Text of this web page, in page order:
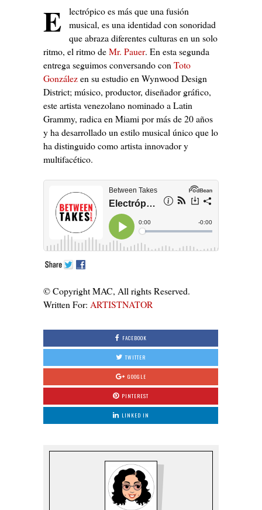
E
lectrópico es más que una fusión
musical, es una identidad con sonoridad
que abraza diferentes culturas en un solo
ritmo, el ritmo deMr. Pauer. En esta segunda
entrega seguimos conversando conToto
Gonzálezen su estudio en Wynwood Design
District; músico, productor, diseñador gráfico,
este artista venezolano nominado a Latin
Grammy, radica en Miami por más de 20 años
y ha desarrollado un estilo musical único que lo
ha distinguido como artista innovador y
multifacético.
© Copyright MAC, All rights Reserved.
Written For: ARTISTNATOR
FACEBOOK
TWITTER
GOOGLE
PINTEREST
LINKED IN